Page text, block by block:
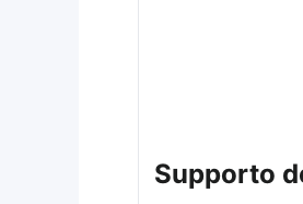
supporto